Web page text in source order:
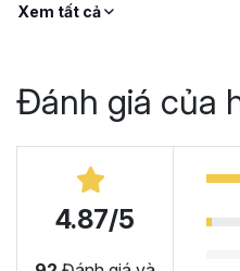
Khóa học miễn phí cho
Xem tất cả
Đánh giá của
4.87/5